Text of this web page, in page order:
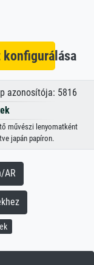
azonosítója: 5816
művészi lenyomatként
japán papíron.
AR